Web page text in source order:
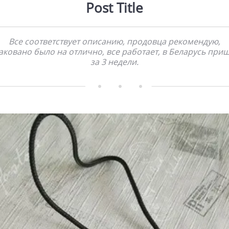
Post Title
Все соответствует описанию, продовца рекомендую,
было на отлично, все работает, в Беларусь
за 3 недели.